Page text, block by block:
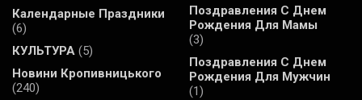
Календарные Праздники
(6)
КУЛЬТУРА (5)
Новини Кропивницького
(240)
Поздравления С Днем
Рождения Для Мамы
(3)
Поздравления С Днем
Рождения Для Мужчин
(1)